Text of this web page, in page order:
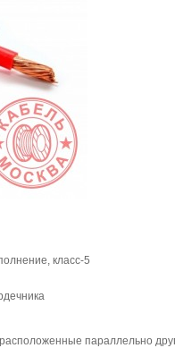
класс-5
параллельно